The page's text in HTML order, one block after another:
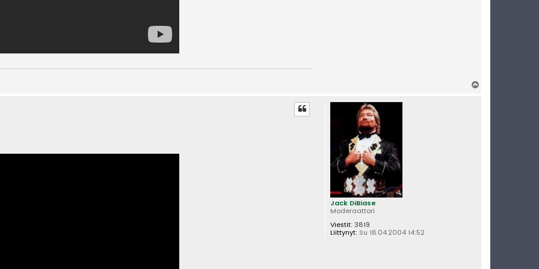
Jack DiBiase
Moderaattori
Viestit: 3819
Liittynyt: Su 18.04.2004 14:52